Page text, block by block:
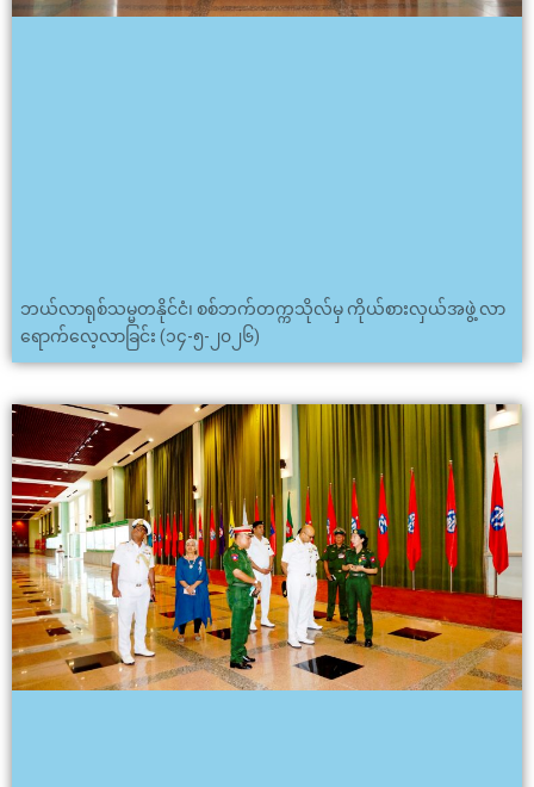
ဘယ်လာရုစ်သမ္မတနိုင်ငံ၊ စစ်ဘက်တက္ကသိုလ်မှ ကိုယ်စားလှယ်အဖွဲ့ လာ
ရောက်လေ့လာခြင်း (၁၄-၅-၂၀၂၆)